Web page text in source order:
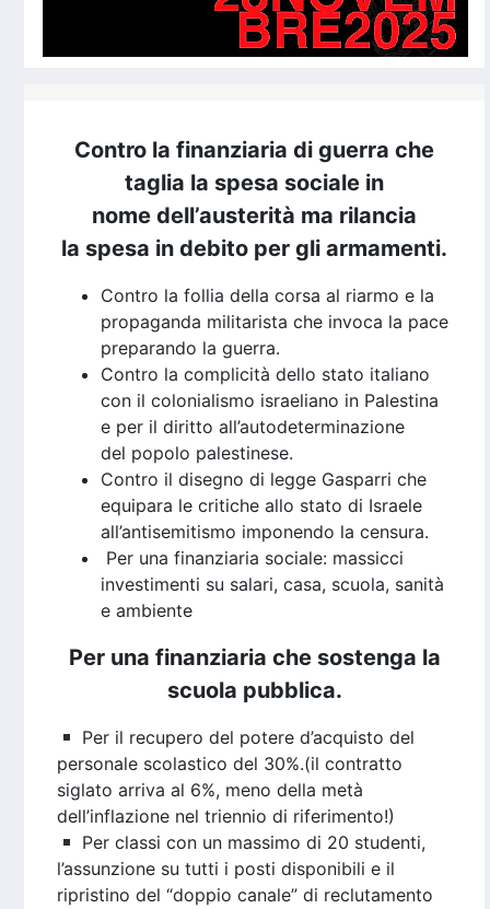
Contro la finanziaria di guerra che
taglia la spesa sociale in
nome dell’austerità ma rilancia
la spesa in debito per gli armamenti.
Contro la follia della corsa al riarmo e la
propaganda militarista che invoca la pace
preparando la guerra.
Contro la complicità dello stato italiano
con il colonialismo israeliano in Palestina
e per il diritto all’autodeterminazione
del popolo palestinese.
Contro il disegno di legge Gasparri che
equipara le critiche allo stato di Israele
all’antisemitismo imponendo la censura.
Per una finanziaria sociale: massicci
investimenti su salari, casa, scuola, sanità
e ambiente
Per una finanziaria che sostenga la
scuola pubblica.
Per il recupero del potere d’acquisto del
personale scolastico del 30%.(il contratto
siglato arriva al 6%, meno della metà
dell’inflazione nel triennio di riferimento!)
Per classi con un massimo di 20 studenti,
l’assunzione su tutti i posti disponibili e il
ripristino del “doppio canale” di reclutamento